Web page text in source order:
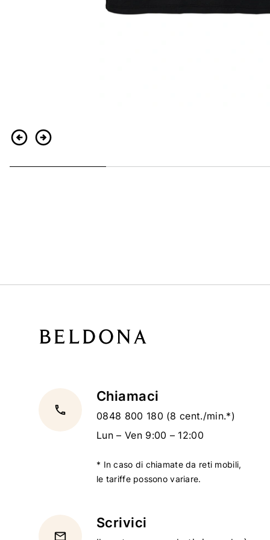
IndietroContinua
local_phone
Chiamaci
0848 800 180 (8 cent./min.*)
Lun – Ven 9:00 – 12:00
* In caso di chiamate da reti mobili,
le tariffe possono variare.
email
Scrivici